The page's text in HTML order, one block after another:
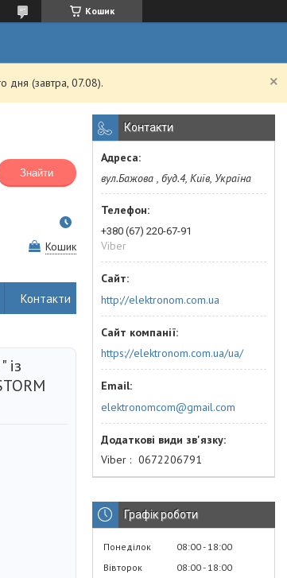
Кошик
дня (завтра, 07.08).
Знайти
Кошик
Контакти
із
Контакти
вул.Бажова , буд.4, Київ, Україна
+380 (67) 220-67-91
Viber
http://elektronom.com.ua
https://elektronom.com.ua/ua/
elektronomcom@gmail.com
Viber 0672206791
Графік роботи
Понеділок 08:00 18:00
Вівторок
08:00 18:00